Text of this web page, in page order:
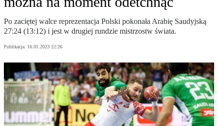
Po zaciętej walce reprezentacja Polski pokonała Arabię Saudyjską
27:24 (13:12) i jest w drugiej rundzie mistrzostw świata.
Publikacja: 16.01.2023 22:26